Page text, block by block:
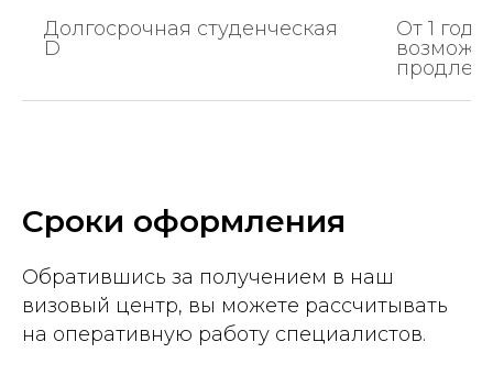
Долгосрочная студенческая
D
От 1 года
Сроки оформления
Обратившись за получением в наш
визовый центр, вы можете рассчитывать
на оперативную работу специалистов.